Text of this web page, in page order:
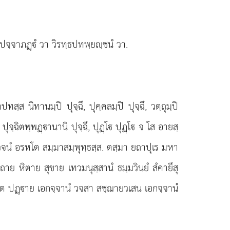
จฺจาภฏฺํ วา วิรทฺธปทพฺยฺชนํ วา.
ปทสฺส นิทานมฺปิ ปุจฺฉึ, ปุคฺคลมฺปิ ปุจฺฉึ, วตฺถุมฺปิ
ตพฺพฏฺานานิ ปุจฺฉึ, ปุฏฺโ ปุฏฺโ จ โส อายสฺ
นํ อรหโต สมฺมาสมฺพุทฺธสฺส. ตสฺมา ยถาปุเร มหา
ย หิตาย สุขาย เทวมนุสฺสานํ ธมฺมวินยํ สํคายึสุ
ฏฺาย เอกจฺจานํ วจสา สชฺฌายวเสน เอกจฺจานํ